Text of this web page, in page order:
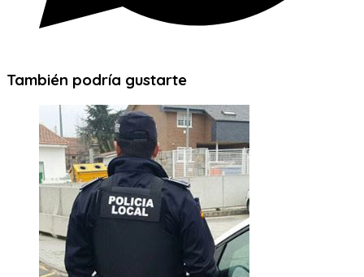
También podría gustarte